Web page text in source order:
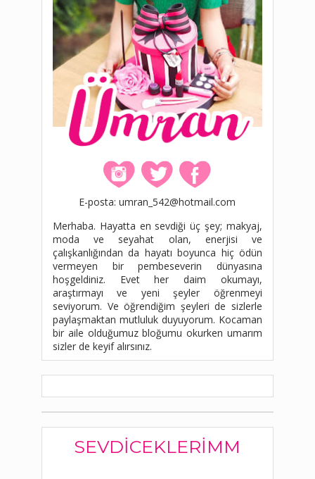
E-posta: umran_542@hotmail.com
Merhaba. Hayatta en sevdiği üç şey; makyaj,
moda ve seyahat olan, enerjisi ve
çalışkanlığından da hayatı boyunca hiç ödün
vermeyen bir pembeseverin dünyasına
hoşgeldiniz. Evet her daim okumayı,
araştırmayı ve yeni şeyler öğrenmeyi
seviyorum. Ve öğrendiğim şeyleri de sizlerle
paylaşmaktan mutluluk duyuyorum. Kocaman
bir aile olduğumuz bloğumu okurken umarım
sizler de keyif alırsınız.
SEVDICEKLERIMM